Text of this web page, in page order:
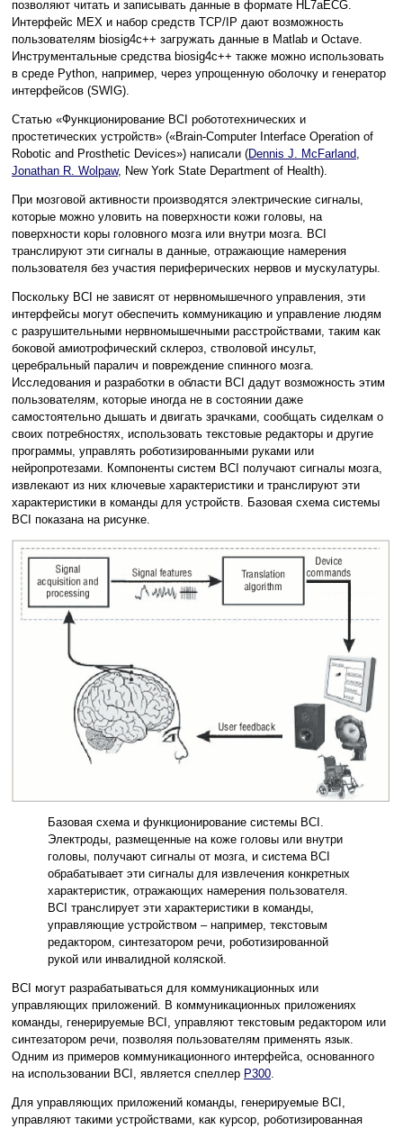
позволяют читать и записывать данные в формате HL7aECG.
Интерфейс MEX и набор средств TCP/IP дают возможность
пользователям biosig4c++ загружать данные в Matlab и Octave.
Инструментальные средства biosig4c++ также можно использовать
в среде Python, например, через упрощенную оболочку и генератор
интерфейсов (SWIG).
Статью «Функционирование BCI робототехнических и
простетических устройств» («Brain-Computer Interface Operation of
Robotic and Prosthetic Devices») написали (Dennis J. McFarland,
Jonathan R. Wolpaw, New York State Department of Health).
При мозговой активности производятся электрические сигналы,
которые можно уловить на поверхности кожи головы, на
поверхности коры головного мозга или внутри мозга. BCI
транслируют эти сигналы в данные, отражающие намерения
пользователя без участия периферических нервов и мускулатуры.
Поскольку BCI не зависят от нервномышечного управления, эти
интерфейсы могут обеспечить коммуникацию и управление людям
с разрушительными нервномышечными расстройствами, таким как
боковой амиотрофический склероз, стволовой инсульт,
церебральный паралич и повреждение спинного мозга.
Исследования и разработки в области BCI дадут возможность этим
пользователям, которые иногда не в состоянии даже
самостоятельно дышать и двигать зрачками, сообщать сиделкам о
своих потребностях, использовать текстовые редакторы и другие
программы, управлять роботизированными руками или
нейропротезами. Компоненты систем BCI получают сигналы мозга,
извлекают из них ключевые характеристики и транслируют эти
характеристики в команды для устройств. Базовая схема системы
BCI показана на рисунке.
Базовая схема и функционирование системы BCI.
Электроды, размещенные на коже головы или внутри
головы, получают сигналы от мозга, и система BCI
обрабатывает эти сигналы для извлечения конкретных
характеристик, отражающих намерения пользователя.
BCI транслирует эти характеристики в команды,
управляющие устройством – например, текстовым
редактором, синтезатором речи, роботизированной
рукой или инвалидной коляской.
BCI могут разрабатываться для коммуникационных или
управляющих приложений. В коммуникационных приложениях
команды, генерируемые BCI, управляют текстовым редактором или
синтезатором речи, позволяя пользователям применять язык.
Одним из примеров коммуникационного интерфейса, основанного
на использовании BCI, является спеллер P300.
Для управляющих приложений команды, генерируемые BCI,
управляют такими устройствами, как курсор, роботизированная